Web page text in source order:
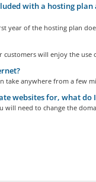
with a hosting
year of the hosting plan
will enjoy the use
take anywhere from a few
websites for, what do
need to change the